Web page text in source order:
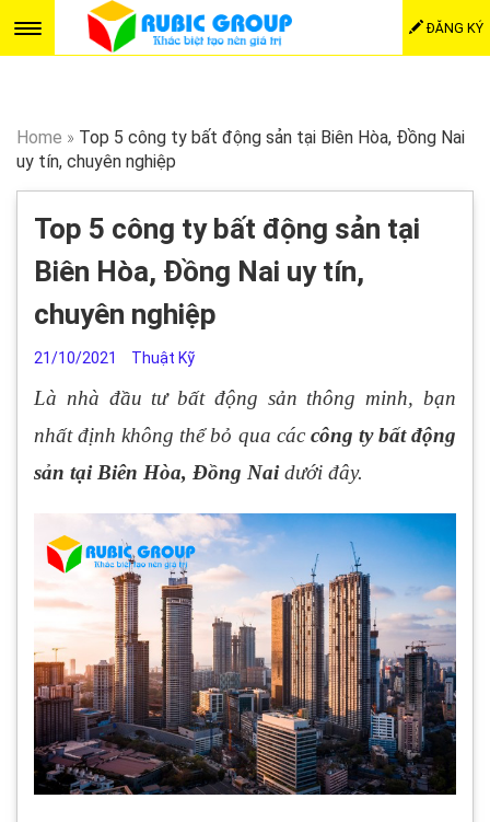
ĐĂNG KÝ
Home » Top 5 công ty bất động sản tại Biên Hòa, Đồng Nai
uy tín, chuyên nghiệp
Top 5 công ty bất động sản tại
Biên Hòa, Đồng Nai uy tín,
chuyên nghiệp
21/10/2021 Thuật Kỹ
Là nhà đầu tư bất động sản thông minh, bạn
nhất định không thể bỏ qua các công ty bất động
sản tại Biên Hòa, Đồng Naidưới đây.